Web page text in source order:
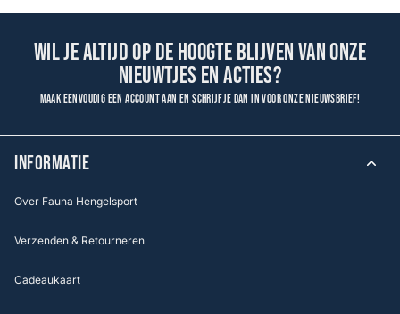
Wil je altijd op de hoogte blijven van onze
nieuwtjes en acties?
Maak eenvoudig een account aan en schrijf je dan in voor onze nieuwsbrief!
INFORMATIE
Over Fauna Hengelsport
Verzenden & Retourneren
Cadeaukaart